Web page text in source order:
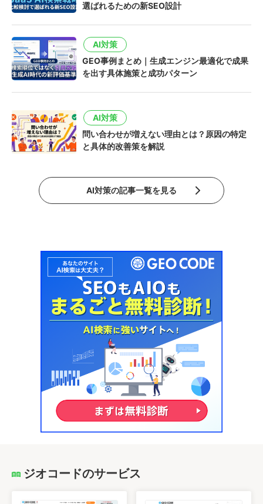
選ばれるための新SEO設計
AI対策
GEO事例まとめ｜生成エンジン最適化で成果
を出す具体施策と成功パターン
AI対策
問い合わせが増えない理由とは？原因の特定
と具体的改善策を解説
AI対策の記事一覧を見る
ジオコードのサービス